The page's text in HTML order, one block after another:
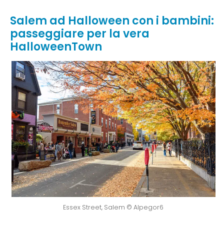
Salem ad Halloween con i bambini:
passeggiare per la vera
HalloweenTown
Essex Street, Salem © Alpegor6